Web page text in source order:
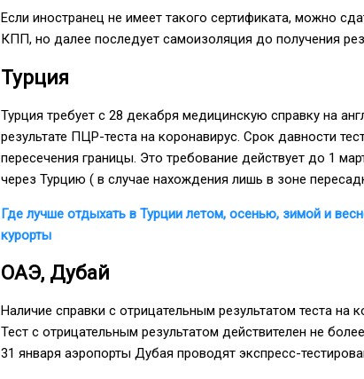
Если иностранец не имеет такого сертификата, можно
КПП, но далее последует самоизоляция до получения
Турция
Турция требует с 28 декабря медицинскую справку на
результате ПЦР-теста на коронавирус. Срок давности
пересечения границы. Это требование действует до 1
через Турцию ( в случае нахождения лишь в зоне
Где лучше отдыхать в Турции летом, осенью, зимой и
курорты
ОАЭ, Дубай
Наличие справки с отрицательным результатом теста на
Тест с отрицательным результатом действителен не
31 января аэропорты Дубая проводят экспресс-